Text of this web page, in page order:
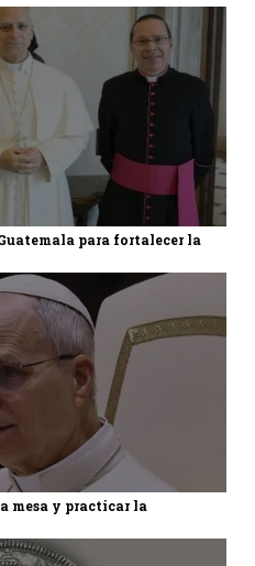
para fortalecer la
mesa y practicar la